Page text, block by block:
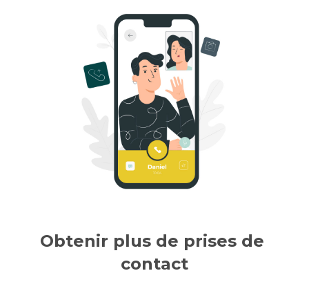
Obtenir plus de prises de
contact